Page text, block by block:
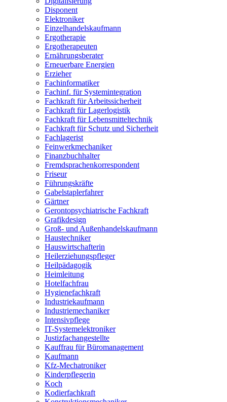
Disponent
Elektroniker
Einzelhandelskaufmann
Ergotherapie
Ergotherapeuten
Ernährungsberater
Erneuerbare Energien
Erzieher
Fachinformatiker
Fachinf. für Systemintegration
Fachkraft für Arbeitssicherheit
Fachkraft für Lagerlogistik
Fachkraft für Lebensmitteltechnik
Fachkraft für Schutz und Sicherheit
Fachlagerist
Feinwerkmechaniker
Finanzbuchhalter
Fremdsprachenkorrespondent
Friseur
Führungskräfte
Gabelstaplerfahrer
Gärtner
Gerontopsychiatrische Fachkraft
Grafikdesign
Groß- und Außenhandelskaufmann
Haustechniker
Hauswirtschafterin
Heilerziehungspfleger
Heilpädagogik
Heimleitung
Hotelfachfrau
Hygienefachkraft
Industriekaufmann
Industriemechaniker
Intensivpflege
IT-Systemelektroniker
Justizfachangestellte
Kauffrau für Büromanagement
Kaufmann
Kfz-Mechatroniker
Kinderpflegerin
Koch
Kodierfachkraft